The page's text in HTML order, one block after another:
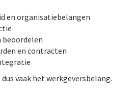
en organisatiebelangen
en contracten
vaak het werkgeversbelang.